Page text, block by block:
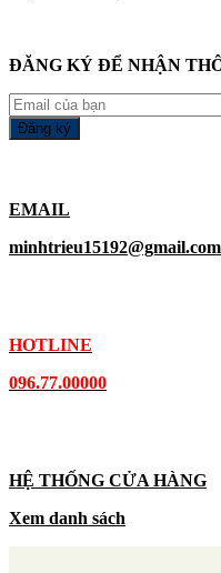
ĐĂNG KÝ ĐỂ NHẬN
EMAIL
minhtrieu15192@gmail.com
HOTLINE
096.77.00000
HỆ THỐNG CỬA HÀNG
Xem danh sách